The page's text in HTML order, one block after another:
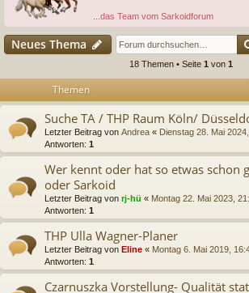
...das Team vom Sarkoidforum
Neues Thema
18 Themen • Seite 1 von 1
Themen
Suche TA / THP Raum Köln/
Letzter Beitrag von Andrea « Dienstag 28. Mai
Antworten: 1
Wer kennt oder hat so etwas schon
oder Sarkoid
Letzter Beitrag von rj-hü « Montag 22. Mai 2023,
Antworten: 1
THP Ulla Wagner-Planer
Letzter Beitrag von Eline « Montag 6. Mai 2019,
Antworten: 1
Czarnuszka Vorstellung- Qualität